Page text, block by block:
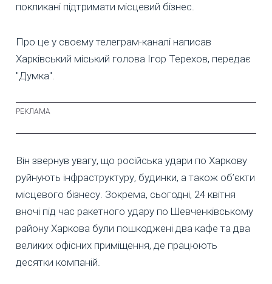
покликані підтримати місцевий бізнес.
Про це у своєму телеграм-каналі написав
Харківський міський голова Ігор Терехов, передає
"Думка".
Він звернув увагу, що російська удари по Харкову
руйнують інфраструктуру, будинки, а також об’єкти
місцевого бізнесу. Зокрема, сьогодні, 24 квітня
вночі під час ракетного удару по Шевченківському
району Харкова були пошкоджені два кафе та два
великих офісних приміщення, де працюють
десятки компаній.